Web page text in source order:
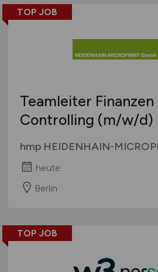
TOP JOB
Teamleiter Finanzen
Controlling (m/w/d)
hmp HEIDENHAIN-
heute
Berlin
TOP JOB